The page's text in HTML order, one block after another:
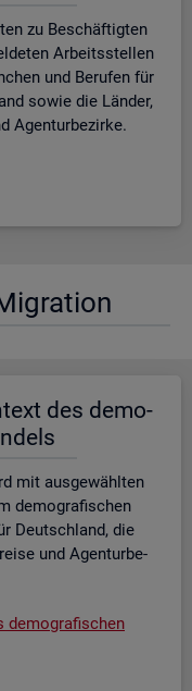
zu Be­schäf­tig­ten
Ar­beits­stel­len
und Be­ru­fen für
sowie die Län­der,
Agen­tur­be­zir­ke.
des de­mo­
mit aus­ge­wähl­ten
de­mo­gra­fi­schen
Deutsch­land, die
und Agen­tur­be­
de­mo­gra­fi­schen